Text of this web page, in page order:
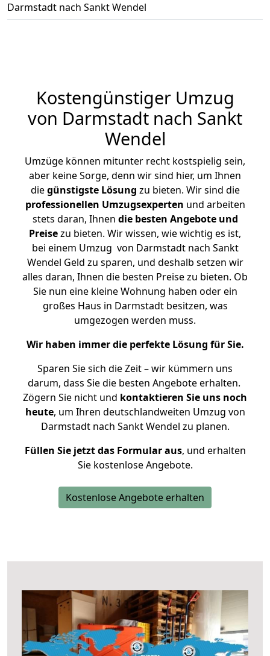
Darmstadt nach Sankt Wendel
Kostengünstiger Umzug
von Darmstadt nach Sankt
Wendel
Umzüge können mitunter recht kostspielig sein,
aber keine Sorge, denn wir sind hier, um Ihnen
diegünstigste Lösung zu bieten. Wir sind die
professionellen Umzugsexperten und arbeiten
stets daran, Ihnen die besten Angebote und
Preisezu bieten. Wir wissen, wie wichtig es ist,
bei einem Umzug von Darmstadt nach Sankt
Wendel Geld zu sparen, und deshalb setzen wir
alles daran, Ihnen die besten Preise zu bieten. Ob
Sie nun eine kleine Wohnung haben oder ein
großes Haus in Darmstadt besitzen, was
umgezogen werden muss.
Wir haben immer die perfekte Lösung für Sie.
Sparen Sie sich die Zeit – wir kümmern uns
darum, dass Sie die besten Angebote erhalten.
Zögern Sie nicht und kontaktieren Sie uns noch
heute, um Ihren deutschlandweiten Umzug von
Darmstadt nach Sankt Wendel zu planen.
Füllen Sie jetzt das Formular aus, und erhalten
Sie kostenlose Angebote.
Kostenlose Angebote erhalten